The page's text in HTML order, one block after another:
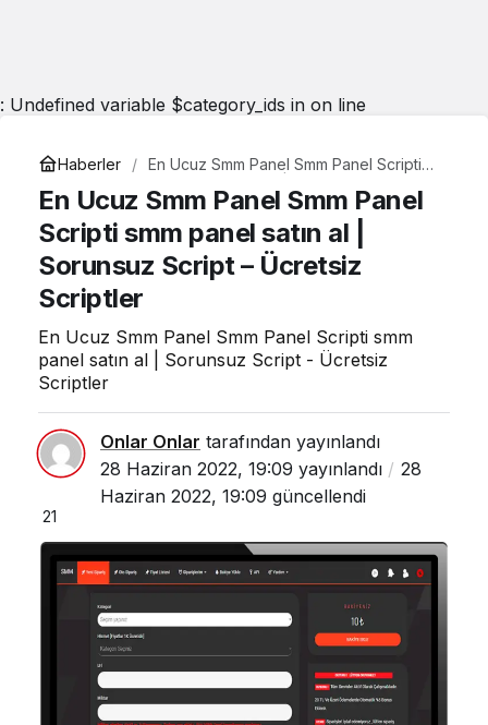
: Undefined variable $category_ids in on line
Haberler
En Ucuz Smm Panel Smm Panel Scripti
Ücretsiz Scriptler
En Ucuz Smm Panel Smm Panel
Scripti smm panel satın al |
Sorunsuz Script – Ücretsiz
Scriptler
En Ucuz Smm Panel Smm Panel Scripti smm
panel satın al | Sorunsuz Script - Ücretsiz
Scriptler
Onlar Onlar tarafından yayınlandı
28 Haziran 2022, 19:09 yayınlandı
28
Haziran 2022, 19:09 güncellendi
21